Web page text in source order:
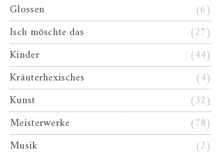
Glossen
(6)
Isch möschte das
(27)
Kinder
(44)
Kräuterhexisches
(4)
Kunst
(32)
Meisterwerke
(78)
Musik
(2)